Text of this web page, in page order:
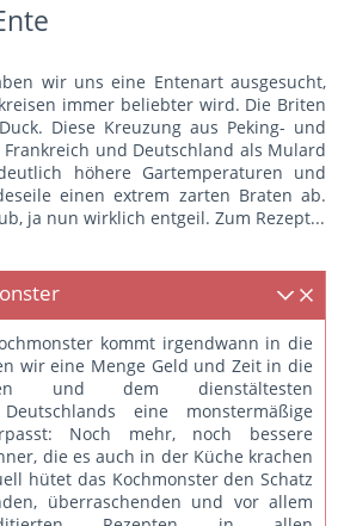
wir uns eine Entenart ausgesucht,
immer beliebter wird. Die Briten
Diese Kreuzung aus Peking- und
und Deutschland als Mulard
höhere Gartemperaturen und
einen extrem zarten Braten ab.
ja nun wirklich entgeil. Zum Rezept...
kommt irgendwann in die
wir eine Menge Geld und Zeit in die
und dem dienstältesten
eine monstermäßige
Noch mehr, noch bessere
die es auch in der Küche krachen
hütet das Kochmonster den Schatz
überraschenden und vor allem